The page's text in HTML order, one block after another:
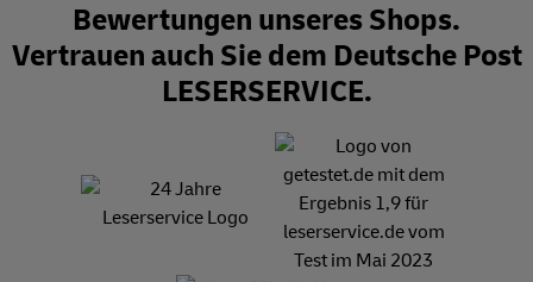
Bewertungen unseres Shops.
Vertrauen auch Sie dem Deutsche Post
LESERSERVICE.